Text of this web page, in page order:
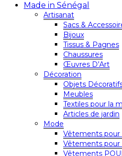
Made in Sénégal
Artisanat
Sacs &
Bijoux
Tissus & Pagnes
Chaussures
Œuvres D’Art
Décoration
Objets
Meubles
Textiles pour la
Articles de jardin
Mode
Vêtements
Vêtements
Vêtements